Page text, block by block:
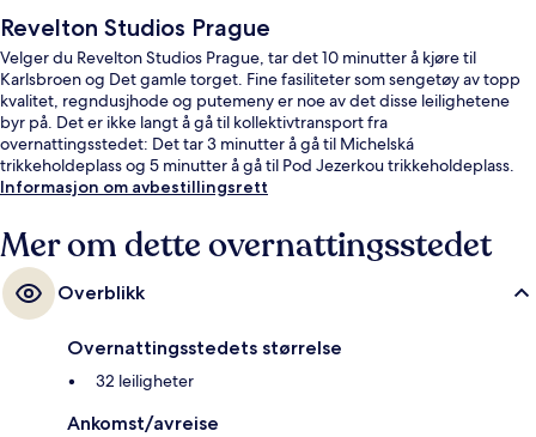
Revelton Studios Prague
Velger du Revelton Studios Prague, tar det 10 minutter å kjøre til
Karlsbroen og Det gamle torget. Fine fasiliteter som sengetøy av topp
kvalitet, regndusjhode og putemeny er noe av det disse leilighetene
byr på. Det er ikke langt å gå til kollektivtransport fra
overnattingsstedet: Det tar 3 minutter å gå til Michelská
trikkeholdeplass og 5 minutter å gå til Pod Jezerkou trikkeholdeplass.
Informasjon om avbestillingsrett
Mer om dette overnattingsstedet
Overblikk
Overnattingsstedets størrelse
32 leiligheter
Ankomst/avreise